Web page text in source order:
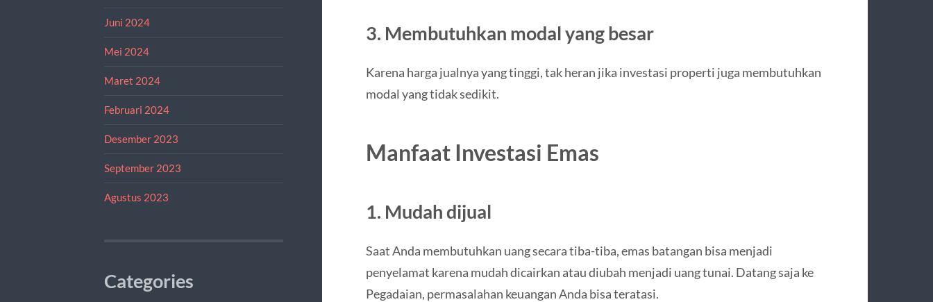
Juni 2024
Mei 2024
Maret 2024
Februari 2024
Desember 2023
September 2023
Agustus 2023
Categories
3. Membutuhkan modal yang besar
Karena harga jualnya yang tinggi, tak heran jika investasi properti juga membutuhkan
modal yang tidak sedikit.
Manfaat Investasi Emas
1. Mudah dijual
Saat Anda membutuhkan uang secara tiba-tiba, emas batangan bisa menjadi
penyelamat karena mudah dicairkan atau diubah menjadi uang tunai. Datang saja ke
Pegadaian, permasalahan keuangan Anda bisa teratasi.